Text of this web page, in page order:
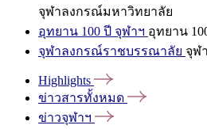
จุฬาลงกรณ์มหาวิทยาลัย
อุทยาน 100 ปี จุฬาฯ อุทยาน
จุฬาลงกรณ์ราชบรรณาลัย จุฬ
Highlights
ข่าวสารทั้งหมด
ข่าวจุฬาฯ